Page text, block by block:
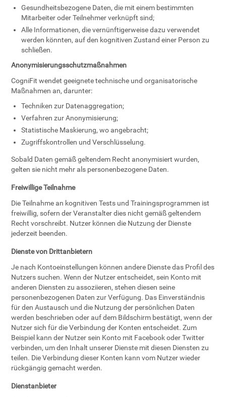
Gesundheitsbezogene Daten, die mit einem bestimmten
Mitarbeiter oder Teilnehmer verknüpft sind;
Alle Informationen, die vernünftigerweise dazu verwendet
werden könnten, auf den kognitiven Zustand einer Person zu
schließen.
Anonymisierungsschutzmaßnahmen
CogniFit wendet geeignete technische und organisatorische
Maßnahmen an, darunter:
Techniken zur Datenaggregation;
Verfahren zur Anonymisierung;
Statistische Maskierung, wo angebracht;
Zugriffskontrollen und Verschlüsselung.
Sobald Daten gemäß geltendem Recht anonymisiert wurden,
gelten sie nicht mehr als personenbezogene Daten.
Freiwillige Teilnahme
Die Teilnahme an kognitiven Tests und Trainingsprogrammen ist
freiwillig, sofern der Veranstalter dies nicht gemäß geltendem
Recht vorschreibt. Nutzer können die Nutzung der Dienste
jederzeit beenden.
Dienste von Drittanbietern
Je nach Kontoeinstellungen können andere Dienste das Profil des
Nutzers suchen. Wenn der Nutzer entscheidet, sein Konto mit
anderen Diensten zu assoziieren, stehen diesen seine
personenbezogenen Daten zur Verfügung. Das Einverständnis
für den Austausch und die Nutzung der persönlichen Daten
werden beschrieben oder auf dem Bildschirm bestätigt, wenn der
Nutzer sich für die Verbindung der Konten entscheidet. Zum
Beispiel kann der Nutzer sein Konto mit Facebook oder Twitter
verbinden, um den Inhalt unserer Dienste mit diesen Diensten zu
teilen. Die Verbindung dieser Konten kann vom Nutzer wieder
rückgängig gemacht werden.
Dienstanbieter